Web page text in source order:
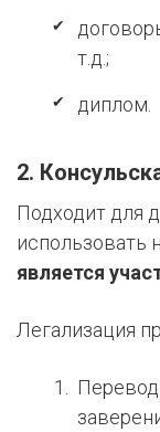
т.д.;
диплом.
2.
Подходит для
использовать
является
Легализация